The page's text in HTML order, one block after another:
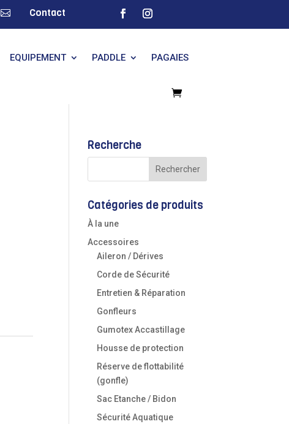
 Contact
EQUIPEMENT PADDLE PAGAIES
Recherche
Catégories de produits
À la une
Accessoires
Aileron / Dérives
Corde de Sécurité
Entretien & Réparation
Gonfleurs
Gumotex Accastillage
Housse de protection
Réserve de flottabilité
(gonfle)
Sac Etanche / Bidon
Sécurité Aquatique